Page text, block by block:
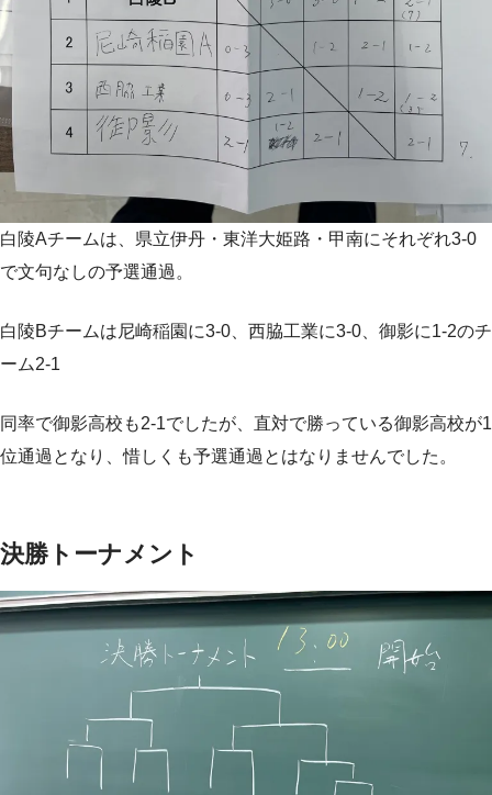
白陵Aチームは、県立伊丹・東洋大姫路・甲南にそれぞれ3-0
で文句なしの予選通過。
白陵Bチームは尼崎稲園に3-0、西脇工業に3-0、御影に1-2のチ
ーム2-1
同率で御影高校も2-1でしたが、直対で勝っている御影高校が1
位通過となり、惜しくも予選通過とはなりませんでした。
決勝トーナメント